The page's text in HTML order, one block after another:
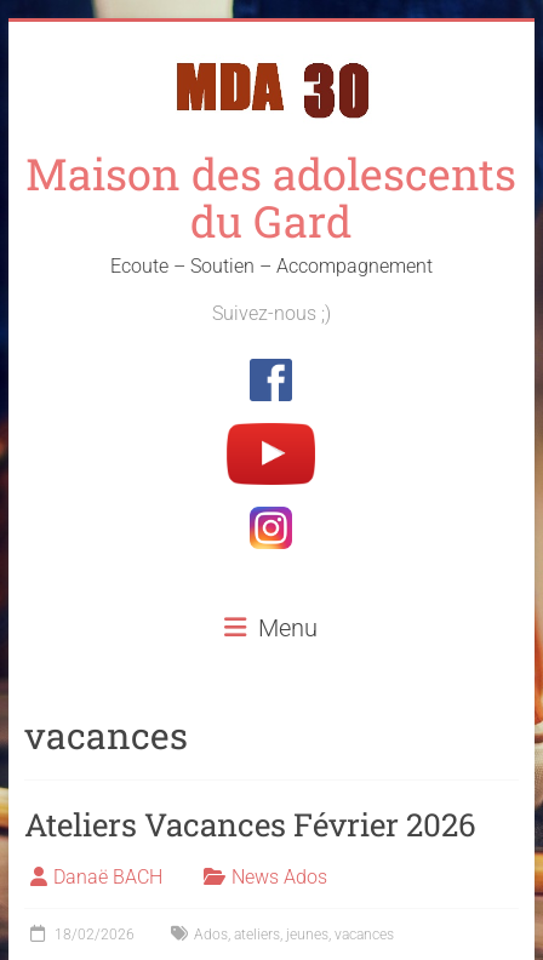
Maison des adolescents
du Gard
Ecoute – Soutien – Accompagnement
Suivez-nous ;)
Menu
vacances
Ateliers Vacances Février 2026
Danaë BACH News Ados
18/02/2026 Ados, ateliers, jeunes, vacances